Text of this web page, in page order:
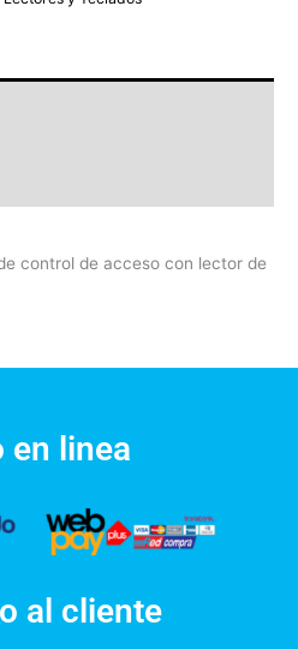
control de acceso con lector de
en linea
al cliente